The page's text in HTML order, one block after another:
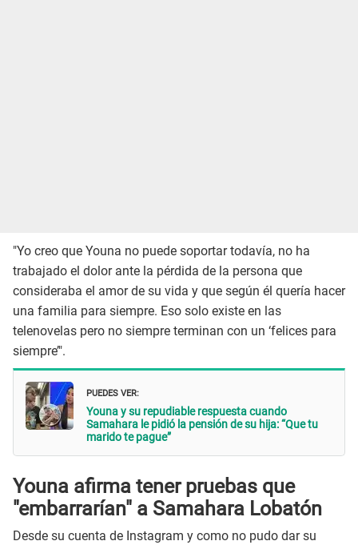
"Yo creo que Youna no puede soportar todavía, no ha
trabajado el dolor ante la pérdida de la persona que
consideraba el amor de su vida y que según él quería hacer
una familia para siempre. Eso solo existe en las
telenovelas pero no siempre terminan con un ‘felices para
siempre’".
PUEDES VER:
Youna y su repudiable respuesta cuando
Samahara le pidió la pensión de su hija: “Que tu
marido te pague”
Youna afirma tener pruebas que
"embarrarían" a Samahara Lobatón
Desde su cuenta de Instagram y como no pudo dar su